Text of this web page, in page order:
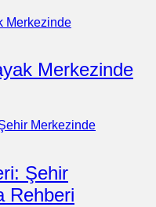
Merkezinde
Şehir
Rehberi